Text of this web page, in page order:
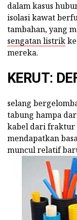
dalam kasus
isolasi kawat
tambahan, yang
sengatan listrik
mereka.
KERUT:
selang
tabung hampa
kabel dari fraktur
mendapatkan
muncul relatif